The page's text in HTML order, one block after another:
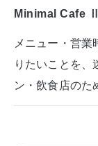
Minimal Cafe Ⅱ
メニュー・営
りたいことを
ン・飲食店のた